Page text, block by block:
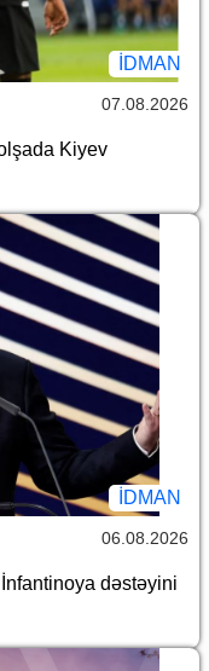
İDMAN
07.08.2026
Kiyev
İDMAN
06.08.2026
dəstəyini